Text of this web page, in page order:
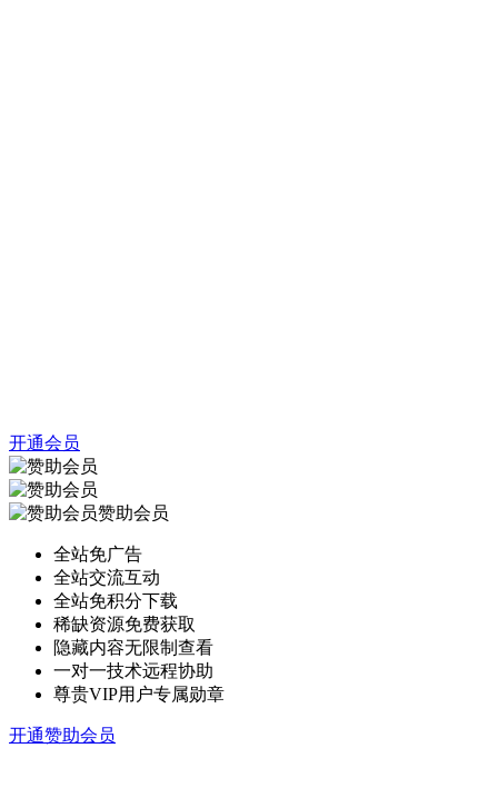
开通会员
赞助会员
全站免广告
全站交流互动
全站免积分下载
稀缺资源免费获取
隐藏内容无限制查看
一对一技术远程协助
尊贵VIP用户专属勋章
开通赞助会员